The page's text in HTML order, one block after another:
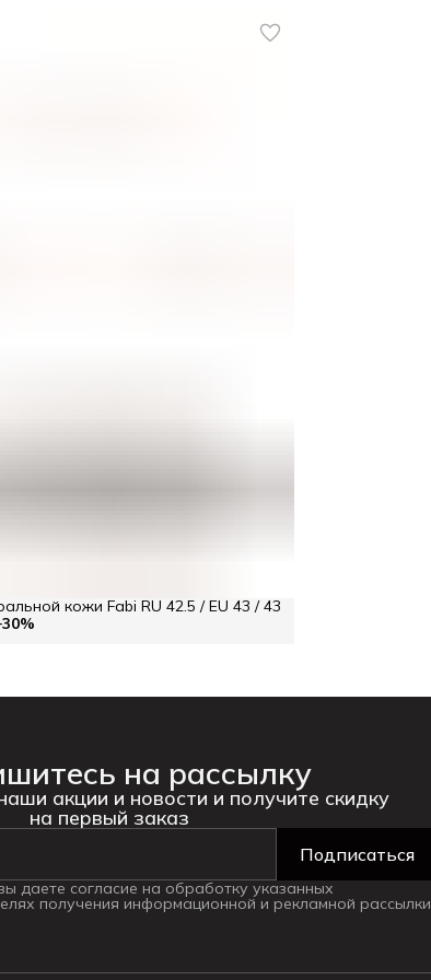
30%
кожи Fabi RU 42.5 / EU 43 / 43
на рассылку
акции и новости и получите скидку
на первый заказ
Подписаться
даете согласие на обработку указанных
получения информационной и рекламной рассылки